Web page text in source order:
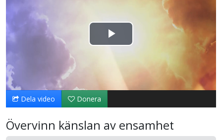
Spela
video
Dela video Donera
Övervinn känslan av ensamhet